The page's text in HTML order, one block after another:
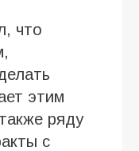
что
этим
ряду
с